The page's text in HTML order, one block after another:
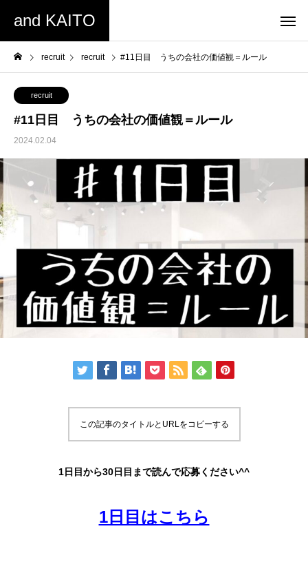
and KAITO
recruit recruit #11日目 うちの会社の価値観＝ルール
recruit
#11日目 うちの会社の価値観＝ルール
2024.02.04
この記事のタイトルとURLをコピーする
1日目から30日目まで読んで応募ください^^
1日目はこちら